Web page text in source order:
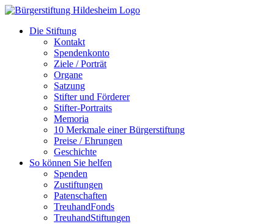
Zum
springenDie Stiftung
Kontakt
Spendenkonto
Ziele / Porträt
Organe
Satzung
Stifter und Förderer
Stifter-Portraits
Memoria
10 Merkmale einer Bürgerstiftung
Preise / Ehrungen
Geschichte
So können Sie helfen
Spenden
Zustiftungen
Patenschaften
TreuhandFonds
TreuhandStiftungen